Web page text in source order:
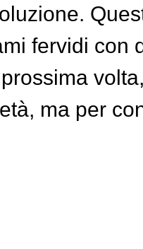
fervidi con
ma per